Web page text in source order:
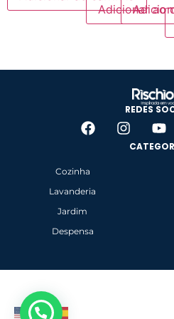
Adicionar ao
REDES
Cozinha
Lavanderia
Jardim
Despensa